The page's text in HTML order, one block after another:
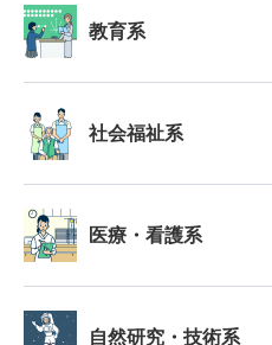
教育系
社会福祉系
医療・看護系
自然研究・技術系